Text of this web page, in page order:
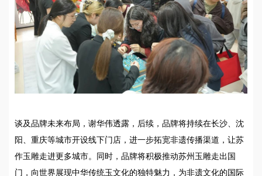
谈及品牌未来布局，谢华伟透露，后续，品牌将持续在长沙、沈
阳、重庆等城市开设线下门店，进一步拓宽非遗传播渠道，让苏
作玉雕走进更多城市。同时，品牌将积极推动苏州玉雕走出国
门，向世界展现中华传统玉文化的独特魅力，为非遗文化的国际